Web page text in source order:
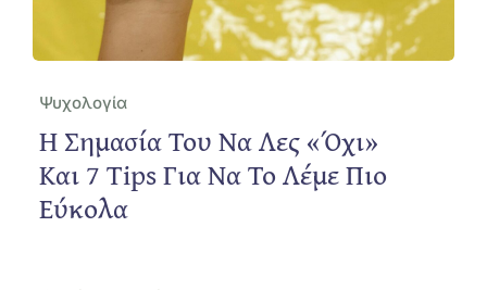
Ψυχολογία
Η Σημασία Του Να Λες «όχι»
Και 7 Tips Για Να Το Λέμε Πιο
Εύκολα